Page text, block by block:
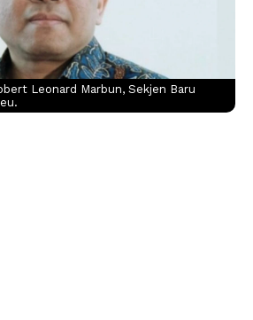
Leonard Marbun, Sekjen Baru